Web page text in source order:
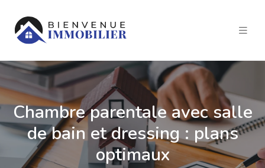
Chambre parentale avec salle
de bain et dressing : plans
optimaux